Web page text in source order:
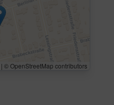
| © OpenStreetMap contributors